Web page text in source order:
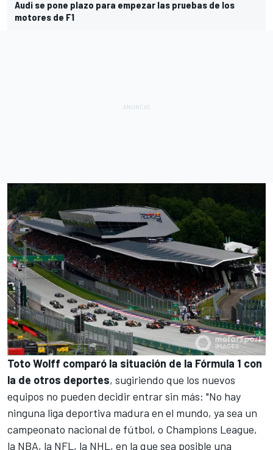
Audi se pone plazo para empezar las pruebas de los
motores de F1
Toto Wolff comparó la situación de la Fórmula 1 con
la de otros deportes, sugiriendo que los nuevos
equipos no pueden decidir entrar sin más: "No hay
ninguna liga deportiva madura en el mundo, ya sea un
campeonato nacional de fútbol, o Champions League,
la NBA, la NFL, la NHL, en la que sea posible una